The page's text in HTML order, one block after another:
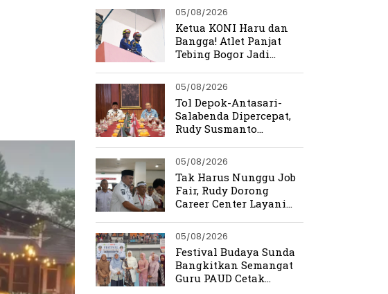
05/08/2026
Ketua KONI Haru dan
Bangga! Atlet Panjat
Tebing Bogor Jadi
Merah Putih Raksasa
05/08/2026
Tol Depok-Antasari-
Salabenda Dipercepat,
Rudy Susmanto
Magnet Investasi
05/08/2026
Tak Harus Nunggu Job
Fair, Rudy Dorong
Career Center Layani
Hari
05/08/2026
Festival Budaya Sunda
Bangkitkan Semangat
Guru PAUD Cetak